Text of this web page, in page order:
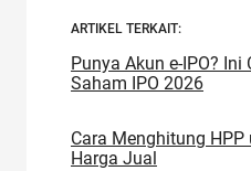
ARTIKEL TERKAIT:
Punya Akun e-IPO? Ini
Saham IPO 2026
Cara Menghitung
Harga Jual